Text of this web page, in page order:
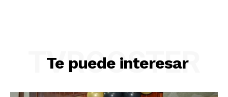
Te puede interesar
TVROOSTER